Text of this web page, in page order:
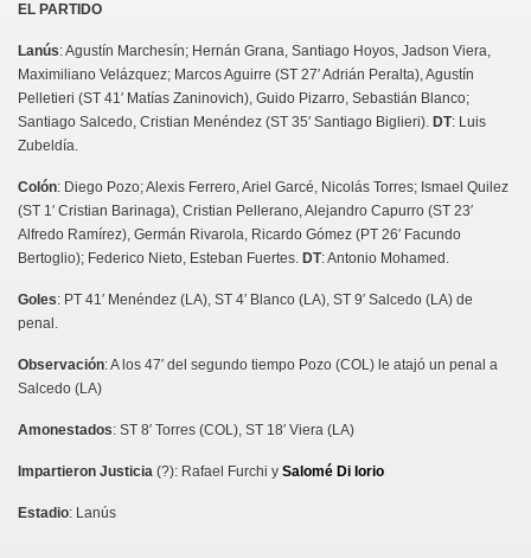
EL PARTIDO
Lanús: Agustín Marchesín; Hernán Grana, Santiago Hoyos, Jadson Viera,
Maximiliano Velázquez; Marcos Aguirre (ST 27′ Adrián Peralta), Agustín
Pelletieri (ST 41′ Matías Zaninovich), Guido Pizarro, Sebastián Blanco;
Santiago Salcedo, Cristian Menéndez (ST 35′ Santiago Biglieri). DT: Luis
Zubeldía.
Colón: Diego Pozo; Alexis Ferrero, Ariel Garcé, Nicolás Torres; Ismael Quilez
(ST 1′ Cristian Barinaga), Cristian Pellerano, Alejandro Capurro (ST 23′
Alfredo Ramírez), Germán Rivarola, Ricardo Gómez (PT 26′ Facundo
Bertoglio); Federico Nieto, Esteban Fuertes. DT: Antonio Mohamed.
Goles: PT 41′ Menéndez (LA), ST 4′ Blanco (LA), ST 9′ Salcedo (LA) de
penal.
Observación: A los 47′ del segundo tiempo Pozo (COL) le atajó un penal a
Salcedo (LA)
Amonestados: ST 8′ Torres (COL), ST 18′ Viera (LA)
Impartieron Justicia (?): Rafael Furchi y Salomé Di Iorio
Estadio: Lanús